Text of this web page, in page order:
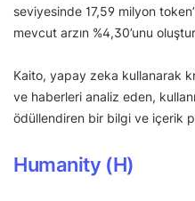
seviyesinde 17,59 milyon
mevcut arzın %4,30’unu
Kaito, yapay zeka kullanarak
ve haberleri analiz eden,
ödüllendiren bir bilgi ve içerik
Humanity (H)